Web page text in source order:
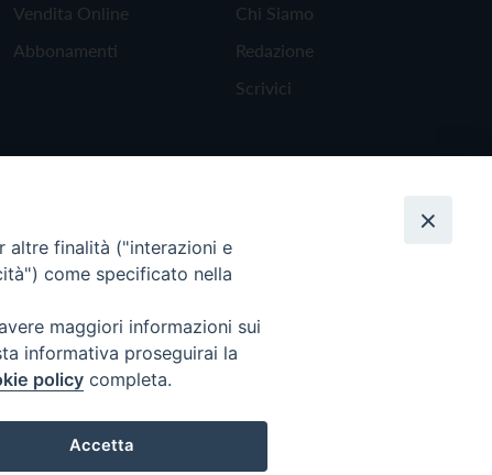
Vendita Online
Abbonamenti
Chi Siamo
Redazione
Scrivici
altre finalità ("interazioni e
come specificato nella
maggiori informazioni sui
informativa proseguirai la
policy completa.
Accetta